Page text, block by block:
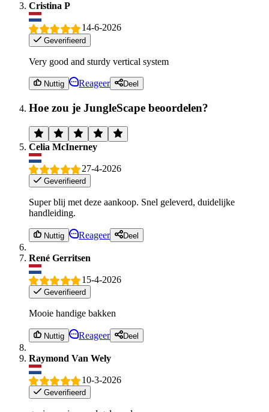
Cristina P
14-6-2026
Geverifieerd
Very good and sturdy vertical system
Nuttig Reageer Deel
Hoe zou je JungleScape beoordelen?
Celia McInerney
27-4-2026
Geverifieerd
Super blij met deze aankoop. Snel geleverd, duidelijke
handleiding.
Nuttig Reageer Deel
René Gerritsen
15-4-2026
Geverifieerd
Mooie handige bakken
Nuttig Reageer Deel
Raymond Van Wely
10-3-2026
Geverifieerd